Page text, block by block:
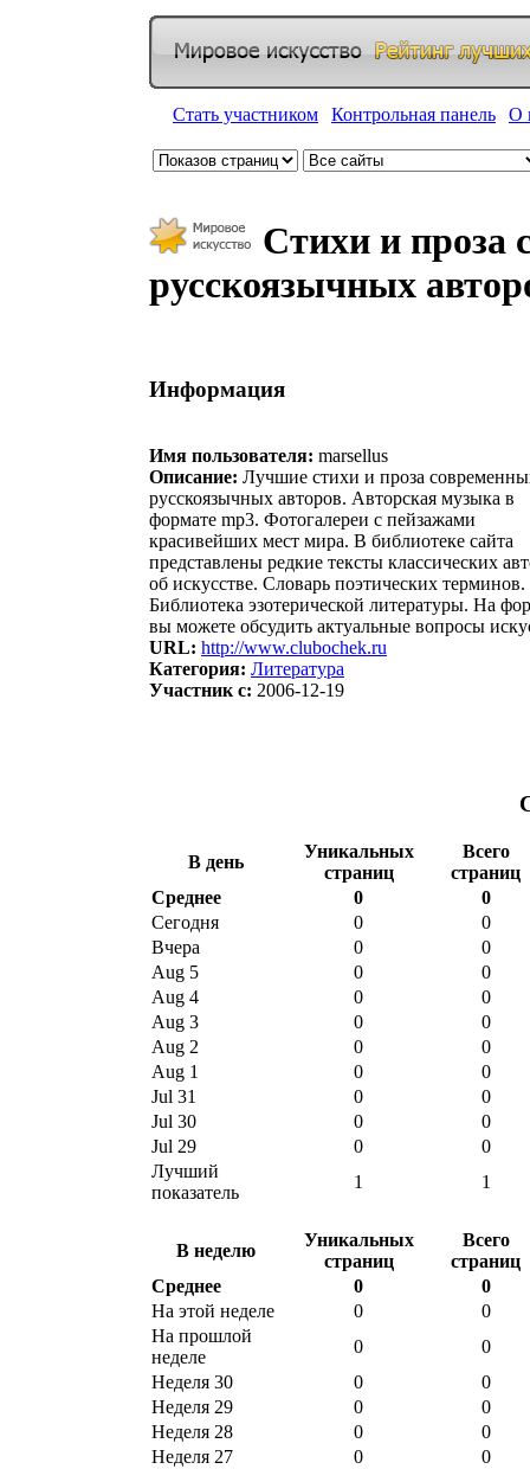
Стать участником Контрольная панель О
Стихи и проза
русскоязычных
Информация
Имя пользователя: marsellus
Описание: Лучшие стихи и проза
русскоязычных авторов. Авторская музыка в
формате mp3. Фотогалереи с пейзажами
красивейших мест мира. В библиотеке сайта
представлены редкие тексты классических
об искусстве. Словарь поэтических терминов.
Библиотека эзотерической литературы. На
вы можете обсудить актуальные вопросы
URL: http://www.clubochek.ru
Категория: Литература
Участник с: 2006-12-19
В день
Уникальных
страниц
Всего
страниц
Среднее
0
0
Сегодня
0
0
Вчера
0
0
Aug 5
0
0
Aug 4
0
0
Aug 3
0
0
Aug 2
0
0
Aug 1
0
0
Jul 31
0
0
Jul 30
0
0
Jul 29
0
0
Лучший
показатель
1 1
В неделю
Уникальных
страниц
Всего
страниц
Среднее
0
0
На этой неделе
0
0
На прошлой
неделе
0
0
Неделя 30
0
0
Неделя 29
0
0
Неделя 28
0
0
Неделя 27
0
0